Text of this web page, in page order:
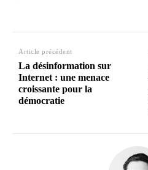
Article précédent
La désinformation sur
Internet : une menace
croissante pour la
démocratie